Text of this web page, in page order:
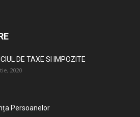
DE TAXE SI IMPOZITE
2020
Persoanelor